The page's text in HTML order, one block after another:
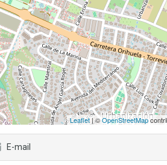
Leaflet| ©OpenStreetMap
E-mail